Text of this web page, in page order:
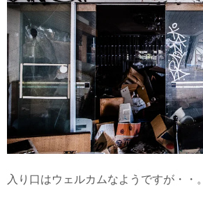
入り口はウェルカムなようですが・・。